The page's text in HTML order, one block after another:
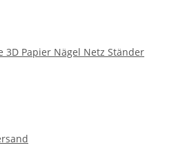
3D Papier Nägel Netz Ständer